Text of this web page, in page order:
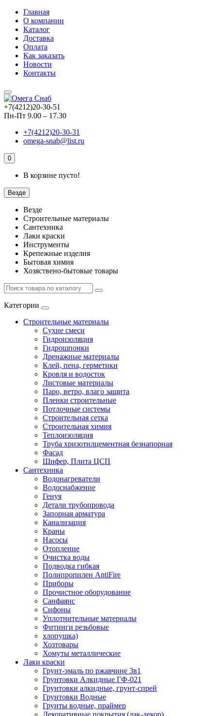
Главная
О компании
Каталог
Доставка
Оплата
Как заказать
Новости
Контакты
+7(4212)20-30-51
Пн-Пт 9.00 – 17.30
+7(4212)20-30-31
omega-snab@list.ru
0
В корзине пусто!
Везде
Везде
Строительные материалы
Сантехника
Лаки краски
Инструменты
Крепежные изделия
Бытовая химия
Хозяствено-бытовые товары
Категории
Строительные материалы
Сухие смеси
Гидроизоляция
Гидрошпонки
Дренажные материалы
Клей, пена, герметики
Кровля и водосток
Листовые материалы
Паро, ветро, влаго защита
Пленки строительные
Потлочные системы
Строительная сетка
Строительная химия
Теплоизоляция
Труба хризотилцементная безнапорная
Фасад
Шифер, Плита ЦСП
Сантехника
Водонагреватели
Водоснабжение
Генуя
Детали трубопровода
Запорная арматура
Канализация
Краны
Насосы
Отопление
Очистка воды
Подводка гибкая
Полипропилен AntiFire
Приборы
Прочистное оборудование
Санфаянс
Сифоны
Уплотнительные материалы
Фитинги резьбовые
хлопушка)
Хозтовары
Хомуты металлические
Лаки краски
Грунт-эмаль по ржавчине 3в1
Грунтовки Алкидные ГФ-021
Грунтовки алкидные, грунт-спрей
Грунтовки Водные
Грунты водные, праймер
Декоративные покрытия (лак-декор)